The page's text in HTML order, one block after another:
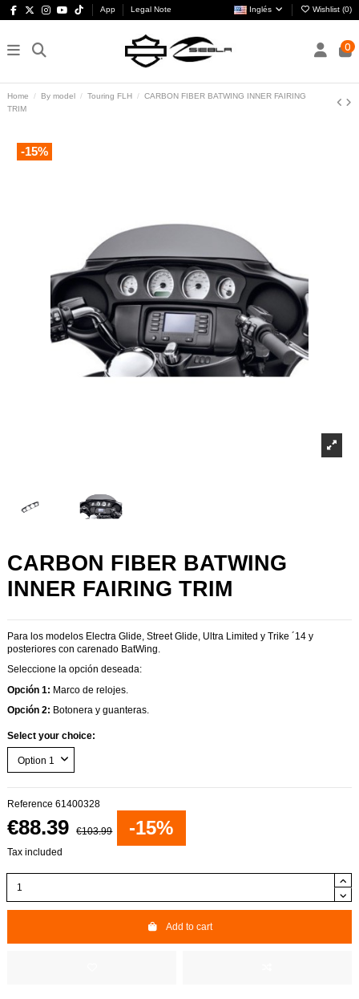
App Legal Note Inglés Wishlist (0)
0
Home By model Touring FLH
CARBON FIBER BATWING INNER FAIRING
TRIM
-15%
CARBON FIBER BATWING
INNER FAIRING TRIM
Para los modelos Electra Glide, Street Glide, Ultra Limited y Trike ´14 y
posteriores con carenado BatWing.
Seleccione la opción deseada:
Opción 1: Marco de relojes.
Opción 2: Botonera y guanteras.
Select your choice:
Reference 61400328
€88.39 €103.99 -15%
Tax included
Add to cart